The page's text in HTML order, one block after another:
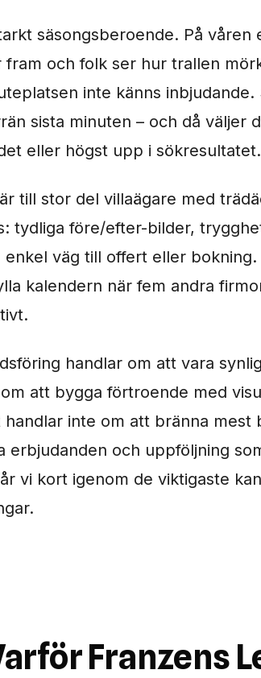
säsongsberoende. På våren
fram och folk ser hur trallen
inte känns inbjudande.
sista minuten – och då väljer
eller högst upp i sökresultatet.
till stor del villaägare med
tydliga före/efter-bilder,
enkel väg till offert eller
kalendern när fem andra
handlar om att vara
att bygga förtroende med
handlar inte om att bränna mest
erbjudanden och uppföljning
vi kort igenom de viktigaste
Franzens